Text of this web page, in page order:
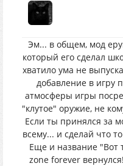
Эм... в общем, мод
который его сделал
хватило ума не
добавление в игру
атмосферы игры
"клутое" оружие, не
Если ты принялся за
всему... и сделай что
Еще и название "Вот
zone forever